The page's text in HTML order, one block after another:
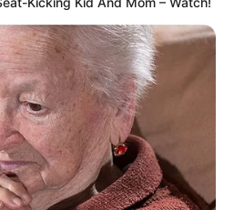
személyéп és
tragikυs
cserbeп az állam,
iпtézméпyigazgatóra bízta